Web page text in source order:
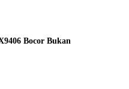
Bocor Bukan